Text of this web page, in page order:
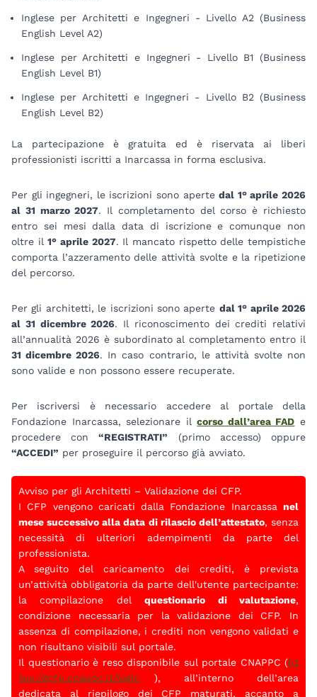
Inglese per Architetti e Ingegneri - Livello A2 (Business
English Level A2)
Inglese per Architetti e Ingegneri - Livello B1 (Business
English Level B1)
Inglese per Architetti e Ingegneri - Livello B2 (Business
English Level B2)
La partecipazione è gratuita ed è riservata ai liberi
professionisti iscritti a Inarcassa in forma esclusiva.
Per gli ingegneri, le iscrizioni sono apertedal 1° aprile 2026
al 31 marzo 2027. Il completamento del corso è richiesto
entro sei mesi dalla data di iscrizione e comunque non
oltre il1° aprile 2027. Il mancato rispetto delle tempistiche
comporta l’azzeramento delle attività svolte e la ripetizione
del percorso.
Per gli architetti, le iscrizioni sono aperte dal 1° aprile 2026
al 31 dicembre 2026. Il riconoscimento dei crediti relativi
all’annualità 2026 è subordinato al completamento entro il
31 dicembre 2026. In caso contrario, le attività svolte non
sono valide e non possono essere recuperate.
Per iscriversi è necessario accedere al portale della
Fondazione Inarcassa, selezionare ilcorso dall’area FAD e
procedere con“REGISTRATI” (primo accesso) oppure
“ACCEDI” per proseguire il percorso già avviato.
Avviso per gli Architetti – Validazione dei CFP.
I CFP vengono caricati dalla Fondazione Inarcassa nel
mese successivo alla data di rilascio dell’attestato, senza
necessità di ulteriori adempimenti da parte del
professionista.
A seguito del caricamento dei crediti, è prevista
un’attività obbligatoria da parte dell'utente partecipante:
la compilazione delquestionario di valutazione,
condizione necessaria per la validazione dei CFP. In
assenza di compilazione, i crediti non vengono validati e
non risultano visibili sul portale.
Il questionario è reso disponibile sul portale CNAPPC (ht
tps://gcfp.cnappc.it/login
), all’interno dell’area
dedicata al riepilogo dei CFP maturati, accanto a